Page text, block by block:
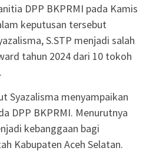
DPP BKPRMI pada Kamis
keputusan tersebut
S.STP menjadi salah
tahun 2024 dari 10 tokoh
Syazalisma menyampaikan
DPP BKPRMI. Menurutnya
kebanggaan bagi
Kabupaten Aceh Selatan.